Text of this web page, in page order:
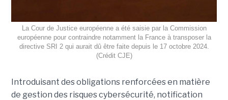
La Cour de Justice européenne a été saisie par la Commission
européenne pour contraindre notamment la France à transposer la
directive SRI 2 qui aurait dû être faite depuis le 17 octobre 2024.
(Crédit CJE)
Introduisant des obligations renforcées en matière
de gestion des risques cybersécurité, notification